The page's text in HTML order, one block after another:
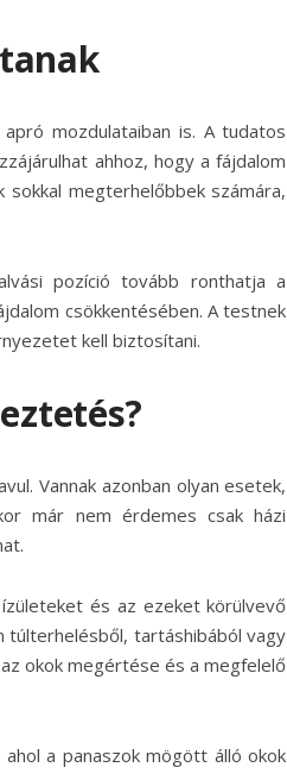
mozdulataiban is. A tudatos
ahhoz, hogy a fájdalom
megterhelőbbek számára,
pozíció tovább ronthatja a
csökkentésében. A testnek
kell biztosítani.
Vannak azonban olyan esetek,
már nem érdemes csak házi
és az ezeket körülvevő
túlterhelésből, tartáshibából vagy
okok megértése és a megfelelő
a panaszok mögött álló okok